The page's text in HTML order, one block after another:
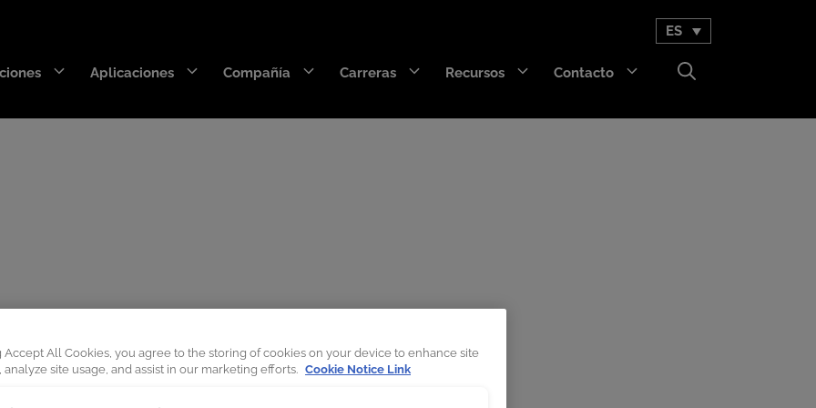
ES
Aplicaciones
Aparejos de dragalinas
Compañía Carreras Recursos Contacto
mejor rendimiento contra al
Accept All Cookies, you agree to the storing of cookies on your device to enhance site
analyze site usage, and assist in our marketing efforts. Cookie Notice Link